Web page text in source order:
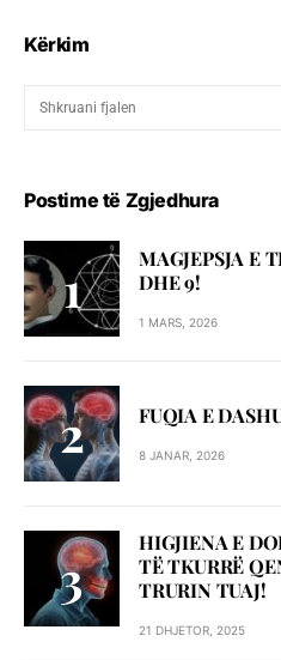
Kërkim
Postime të Zgjedhura
MAGJEPSJA E
DHE 9!
1 MARS, 2026
FUQIA E
8 JANAR, 2026
HIGJIENA E
TË TKURRË
TRURIN TUAJ!
21 DHJETOR, 2025